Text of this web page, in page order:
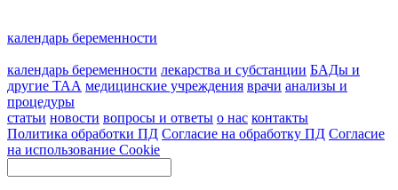
календарь беременности
календарь беременности лекарства и субстанции БАДы и
другие ТАА медицинские учреждения врачи анализы и
процедуры
статьи новости вопросы и ответы о нас контакты
Политика обработки ПД Согласие на обработку ПД Согласие
на использование Cookie